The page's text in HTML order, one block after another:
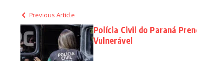
Previous Article
Polícia Civil do Paraná
Vulnerável